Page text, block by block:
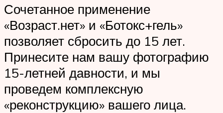
Сочетанное применение
«Возраст.нет» и «Ботокс+гель»
позволяет сбросить до 15 лет.
Принесите нам вашу фотографию
15-летней давности, и мы
проведем комплексную
«реконструкцию» вашего лица.